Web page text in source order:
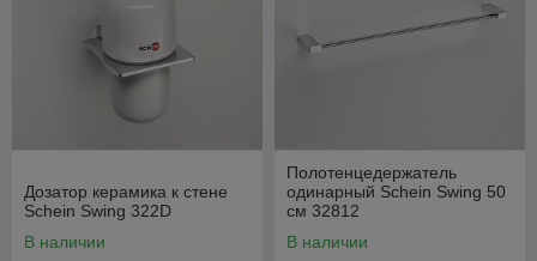
Дозатор керамика к стене
Schein Swing 322D
В наличии
Полотенцедержатель
одинарный Schein Swing 50
см 32812
В наличии